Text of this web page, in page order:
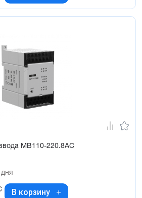
МВ110-220.8АС
В корзину